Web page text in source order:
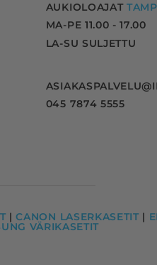
AUKIOLOAJAT
MA-PE 11.00 - 17.00
LA-SU SULJETTU
045 7874 5555
|CANON LASERKASETIT|
VÄRIKASETIT